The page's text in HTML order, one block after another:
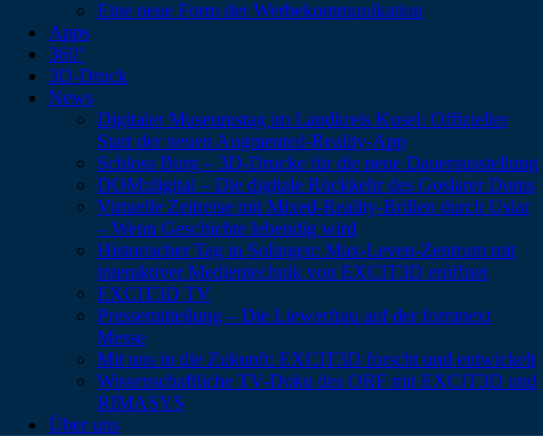
Eine neue Form der Werbekommunikation
Apps
360°
3D-Druck
News
Digitaler Museumstag im Landkreis Kusel: Offizieller
Start der neuen Augmented-Reality-App
Schloss Burg – 3D-Drucke für die neue Dauerausstellung
DOM:digital – Die digitale Rückkehr des Goslarer Doms
Virtuelle Zeitreise mit Mixed-Reality-Brillen durch Uslar
– Wenn Geschichte lebendig wird
Historischer Tag in Solingen: Max-Leven-Zentrum mit
interaktiver Medientechnik von EXCIT3D eröffnet
EXCIT3D TV
Pressemitteilung – Die Liewerfrau auf der formnext
Messe
Mit uns in die Zukunft: EXCIT3D forscht und entwickelt
Wissenschaftliche TV-Doku des ORF mit EXCIT3D und
RIMASYS
Über uns